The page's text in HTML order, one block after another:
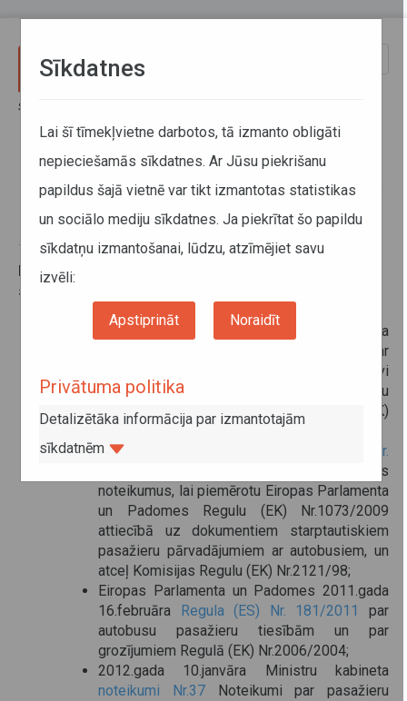
Sākums
Regulārie pasažieru starptautiskie
pārvadājumi ar autobusiem
10. marts 2020
Normatīvie akti regulārajiem pasažieru
starptautiskajiem pārvadājumiem ar autobusiem:
Autopārvadājumu likums
Eiropas Parlamenta un Padomes 2009.gada
par
kopīgiem noteikumiem attiecībā uz piekļuvi
starptautiskajam autobusu pārvadājumu
tirgum un ar ko groza Regulu (EK)
Komisijas 2014.gada 9.aprīļa
Regula (ES) Nr.
, ar ko paredz sīki izstrādātus
noteikumus, lai piemērotu Eiropas Parlamenta
un Padomes Regulu (EK) Nr.1073/2009
attiecībā uz dokumentiem starptautiskiem
pasažieru pārvadājumiem ar autobusiem, un
atceļ Komisijas Regulu (EK) Nr.2121/98;
Eiropas Parlamenta un Padomes 2011.gada
16.februāra
Regula (ES) Nr. 181/2011
par
autobusu pasažieru tiesībām un par
grozījumiem Regulā (EK) Nr.2006/2004;
2012.gada 10.janvāra Ministru kabineta
noteikumi Nr.37Noteikumi par pasažieru
Sīkdatnes
Lai šī tīmekļvietne darbotos, tā izmanto obligāti
nepieciešamās sīkdatnes. Ar Jūsu piekrišanu
papildus šajā vietnē var tikt izmantotas statistikas
un sociālo mediju sīkdatnes. Ja piekrītat šo papildu
sīkdatņu izmantošanai, lūdzu, atzīmējiet savu
izvēli:
Apstiprināt Noraidīt
Privātuma politika
Detalizētāka informācija par izmantotajām
sīkdatnēm